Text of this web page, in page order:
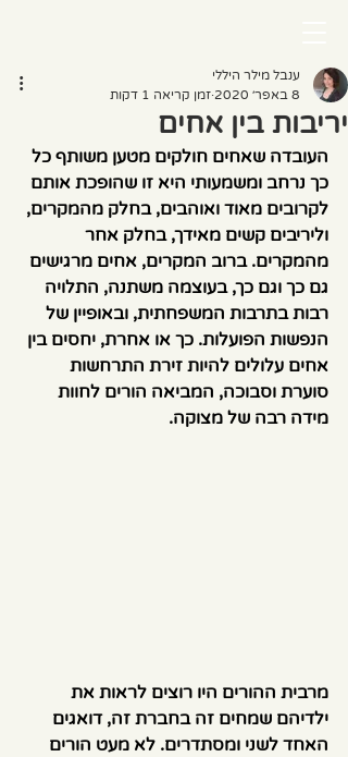
יריבות בין אחים
ענבל מילר היללי
8 באפר׳ 2020
זמן קריאה 1 דקות
העובדה שאחים חולקים מטען משותף כל
כך נרחב ומשמעותי היא זו שהופכת אותם
לקרובים מאוד ואוהבים, בחלק מהמקרים,
וליריבים קשים מאידך, בחלק אחר
מהמקרים. ברוב המקרים, אחים מרגישים
גם כך וגם כך, בעוצמה משתנה, התלויה
רבות בתרבות המשפחתית, ובאופיין של
הנפשות הפועלות. כך או אחרת, יחסים בין
אחים עלולים להיות זירת התרחשות
סוערת וסבוכה, המביאה הורים לחוות
מידה רבה של מצוקה.
מרבית ההורים היו רוצים לראות את
ילדיהם שמחים זה בחברת זה, דואגים
האחד לשני ומסתדרים. לא מעט הורים